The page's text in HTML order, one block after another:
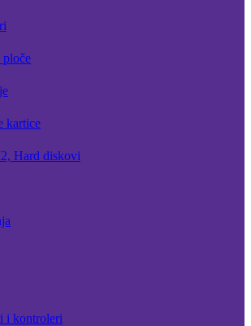
ploče
kartice
Hard diskovi
i kontroleri